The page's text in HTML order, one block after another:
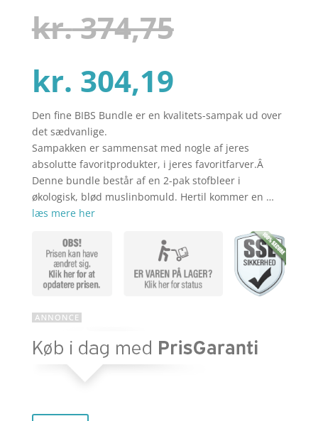
baseret
på
kundebed
kr.374,75
pris
var:
kr.
kr. 304,19Den
aktuelle
pris
er:
kr.
Den fine BIBS Bundle er en kvalitets-sampak ud over
det sædvanlige.
Sampakken er sammensat med nogle af jeres
absolutte favoritprodukter, i jeres favoritfarver.Â
Denne bundle består af en 2-pak stofbleer i
økologisk, blød muslinbomuld. Hertil kommer en …
læs mere her